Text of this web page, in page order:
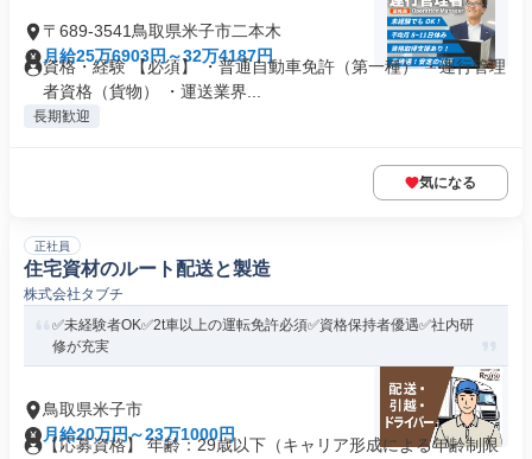
〒689-3541鳥取県米子市二本木
月給25万6903円～32万4187円
資格・経験 【必須】 ・普通自動車免許（第一種） ・運行管理
者資格（貨物） ・運送業界...
長期歓迎
気になる
正社員
住宅資材のルート配送と製造
株式会社タブチ
✅未経験者OK✅2t車以上の運転免許必須✅資格保持者優遇✅社内研
修が充実
鳥取県米子市
月給20万円～23万1000円
【応募資格】 年齢：29歳以下（キャリア形成による年齢制限